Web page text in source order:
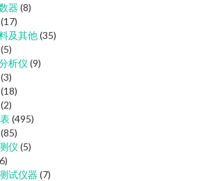
器 (8)
(17)
及其他(35)
(5)
析仪 (9)
(3)
(18)
(2)
(495)
(85)
仪 (5)
试仪器 (7)